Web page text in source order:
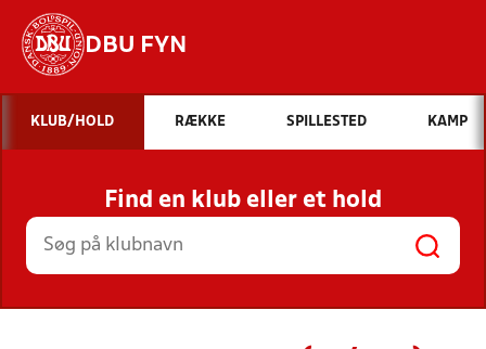
DBU FYN
Hvad vil du søge efter?
INDHOLD OG NYHEDER
STILLINGER, RESULTATER, KLUBBER OG
HOLD
KLUB/HOLD RÆKKE SPILLESTED KAMP
Find en klub eller et hold